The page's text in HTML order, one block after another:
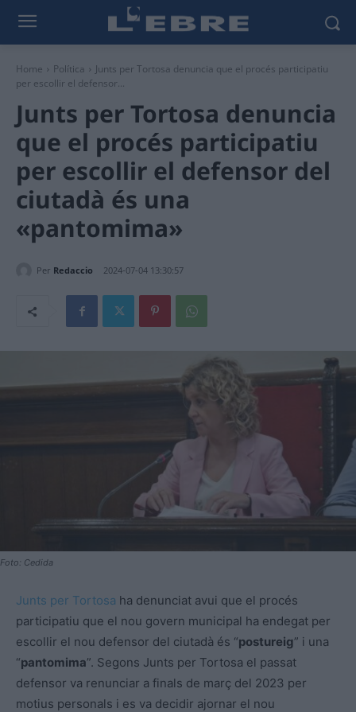
Home Política
Junts per Tortosa denuncia que el procés participatiu
per escollir el defensor...
Junts per Tortosa denuncia
que el procés participatiu
per escollir el defensor del
ciutadà és una
«pantomima»
Per Redaccio 2024-07-04 13:30:57
Foto: Cedida
Junts per Tortosa ha denunciat avui que el procés
participatiu que el nou govern municipal ha endegat per
escollir el nou defensor del ciutadà és “postureig” i una
“pantomima”. Segons Junts per Tortosa el passat
defensor va renunciar a finals de març del 2023 per
motius personals i es va decidir ajornar el nou